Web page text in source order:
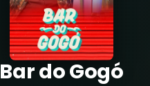
Bar do Gogó